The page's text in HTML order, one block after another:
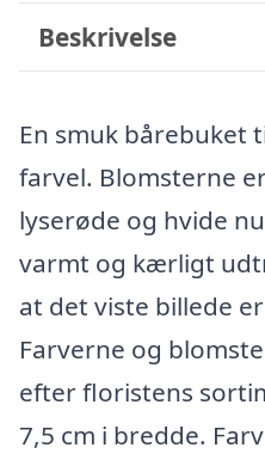
Beskrivelse
En smuk bårebuket
farvel. Blomsterne
lyserøde og hvide
varmt og kærligt
at det viste billede
Farverne og
efter floristens
7,5 cm i bredde.